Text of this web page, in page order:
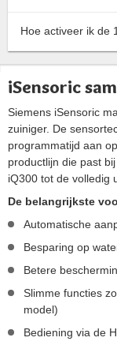
Hoe activeer ik de
iSensoric
Siemens iSensoric
zuiniger. De
programmatijd aan
productlijn die past
iQ300 tot de volledig
De belangrijkste
Automatische
Besparing op
Betere
Slimme functies
model)
Bediening via de